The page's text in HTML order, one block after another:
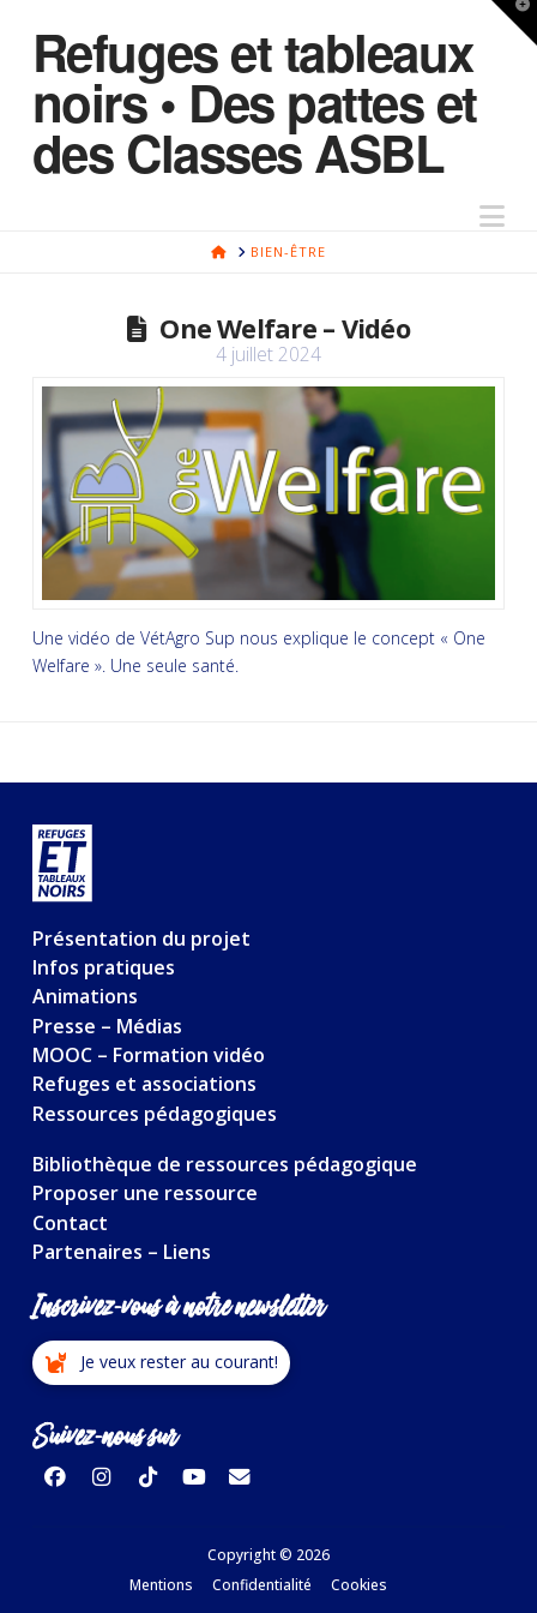
Refuges et tableaux
noirs • Des pattes et
des Classes ASBL
HOMEBIEN-ÊTRE
One Welfare – Vidéo
4 juillet 2024
Une vidéo de VétAgro Sup nous explique le concept « One
Welfare ». Une seule santé.
Présentation du projet
Infos pratiques
Animations
Presse – Médias
MOOC – Formation vidéo
Refuges et associations
Ressources pédagogiques
Bibliothèque de ressources pédagogique
Proposer une ressource
Contact
Partenaires – Liens
Inscrivez-vous à notre newsletter
Je veux rester au courant!
Suivez-nous sur
Copyright © 2026
Mentions
Confidentialité Cookies